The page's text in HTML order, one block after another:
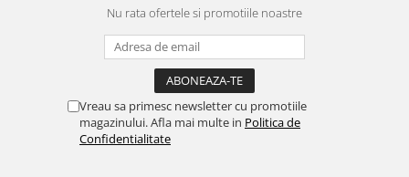
Nu rata ofertele si promotiile noastre
Vreau sa primesc newsletter cu promotiile
magazinului. Afla mai multe in Politica de
Confidentialitate